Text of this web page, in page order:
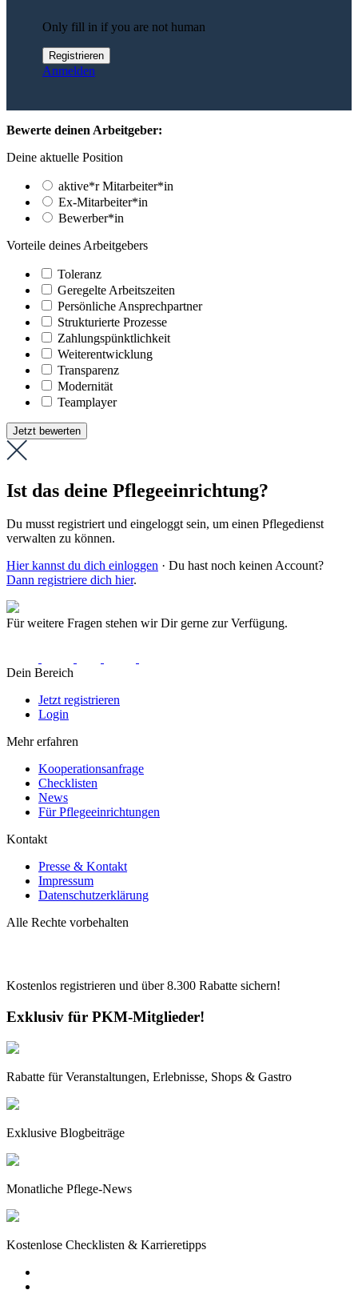
Only fill in if you are not human
Anmelden
Bewerte deinen Arbeitgeber:
Deine aktuelle Position
aktive*r Mitarbeiter*in
Ex-Mitarbeiter*in
Bewerber*in
Vorteile deines Arbeitgebers
Toleranz
Geregelte Arbeitszeiten
Persönliche Ansprechpartner
Strukturierte Prozesse
Zahlungs­pünktlichkeit
Weiter­entwicklung
Transparenz
Modernität
Teamplayer
Jetzt bewerten
Ist das deine Pflegeeinrichtung?
Du musst registriert und eingeloggt sein, um einen Pflegedienst
verwalten zu können.
Hier kannst du dich einloggen · Du hast noch keinen Account?
Dann registriere dich hier.
Für weitere Fragen stehen wir Dir gerne zur Verfügung.
Dein Bereich
Jetzt registrieren
Login
Mehr erfahren
Kooperationsanfrage
Checklisten
News
Für Pflegeeinrichtungen
Kontakt
Presse & Kontakt
Impressum
Datenschutzerklärung
Alle Rechte vorbehalten
Kostenlos registrieren und über8.300 Rabatte sichern!
Exklusiv für PKM-Mitglieder!
Rabatte für Veranstaltungen, Erlebnisse, Shops & Gastro
Exklusive Blogbeiträge
Monatliche Pflege-News
Kostenlose Checklisten & Karrieretipps